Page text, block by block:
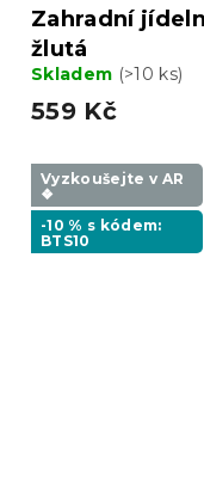
Zahradní
žlutá
Skladem (>10 ks)
559 Kč
Vyzkoušejte v AR
❖
-10 % s kódem:
BTS10